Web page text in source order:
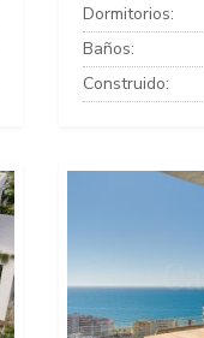
Dormitorios:
Baños:
Construido: